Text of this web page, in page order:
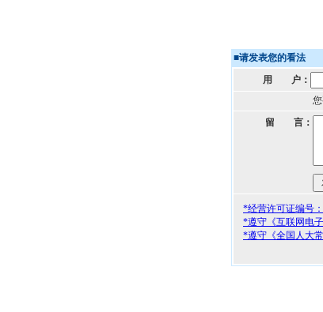
■请发表您的看法
用 户：
留 言：
*经营许可证编号
*遵守《互联网电
*遵守《全国人大